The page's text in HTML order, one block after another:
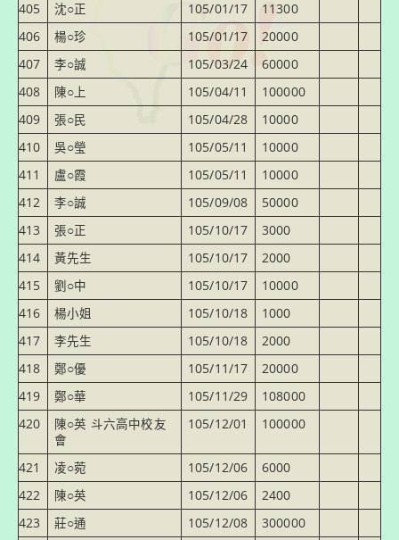
405
沈○正 105/01/17
11300
406
楊○珍 105/01/17
20000
407
李○誠 105/03/24
60000
408
陳○上 105/04/11
100000
409
張○民 105/04/28
10000
410
吳○瑩 105/05/11
10000
411
盧○霞 105/05/11
10000
412
李○誠 105/09/08
50000
413
張○正 105/10/17
3000
414
黃先生 105/10/17
2000
415
劉○中 105/10/17
10000
416
楊小姐 105/10/18
1000
417
李先生 105/10/18
2000
418
鄭○優 105/11/17
20000
419
鄭○華 105/11/29
108000
420
陳○英 斗六高中校友
會
105/12/01 100000
421 凌○菀 105/12/06
6000
422
陳○英 105/12/06
2400
423
莊○通 105/12/08 300000